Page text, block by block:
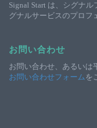
Signal Start は、シグナ
グナルサービスのプロフ
お問い合わせ
お問い合わせ、あるいは
お問い合わせフォームを